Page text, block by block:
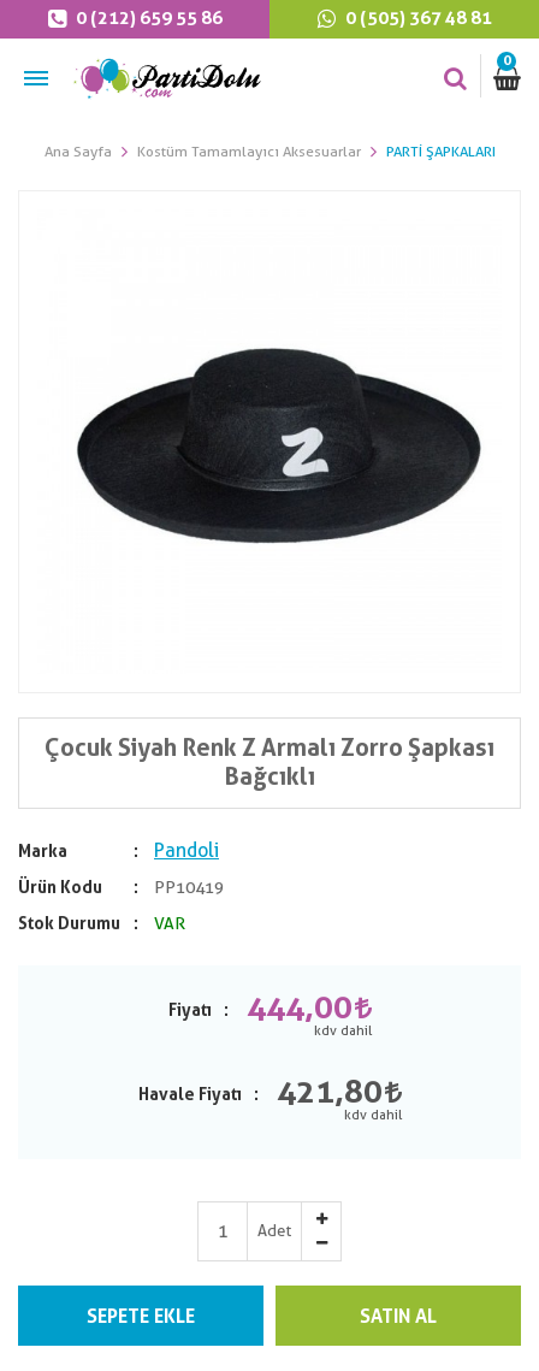
0 (212) 659 55 86 0 (505) 367 48 81
0
Ana Sayfa Kostüm Tamamlayıcı Aksesuarlar PARTI ŞAPKALARI
Çocuk Siyah Renk Z Armalı Zorro Şapkası
Bağcıklı
Marka Pandoli
Ürün Kodu
PP10419
Stok Durumu
VAR
Fiyatı 444,00
Havale Fiyatı 421,80
Adet
SEPETE EKLE SATIN AL